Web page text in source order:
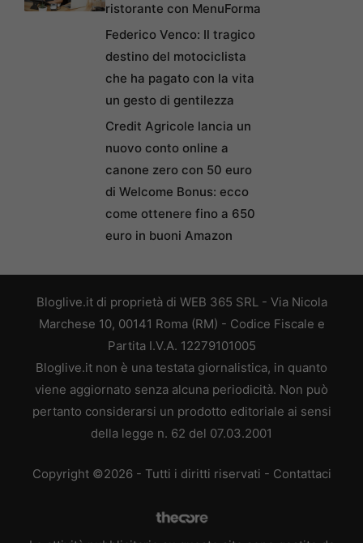
ristorante con MenuForma
Federico Venco: Il tragico
destino del motociclista
che ha pagato con la vita
un gesto di gentilezza
Credit Agricole lancia un
nuovo conto online a
canone zero con 50 euro
di Welcome Bonus: ecco
come ottenere fino a 650
euro in buoni Amazon
Bloglive.it di proprietà di WEB 365 SRL - Via Nicola
Marchese 10, 00141 Roma (RM) - Codice Fiscale e
Partita I.V.A. 12279101005
Bloglive.it non è una testata giornalistica, in quanto
viene aggiornato senza alcuna periodicità. Non può
pertanto considerarsi un prodotto editoriale ai sensi
della legge n. 62 del 07.03.2001
Copyright ©2026 - Tutti i diritti riservati - Contattaci